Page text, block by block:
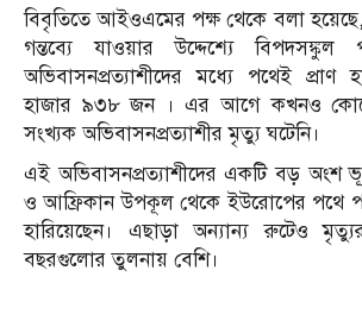
বিবৃতিতে আইওএমের পক্ষ থেকে বলা হয়েছে,
গন্তব্যে যাওয়ার উদ্দেশ্যে
অভিবাসনপ্রত্যাশীদের মধ্যে পথেই প্রাণ
হাজার ৯৩৮ জন । এর আগে কখনও
সংখ্যক অভিবাসনপ্রত্যাশীর মৃত্যু ঘটেনি।
এই অভিবাসনপ্রত্যাশীদের একটি বড় অংশ
ও আফ্রিকান উপকূল থেকে ইউরোপের পথে
হারিয়েছেন। এছাড়া অন্যান্য রুটেও
বছরগুলোর তুলনায় বেশি।